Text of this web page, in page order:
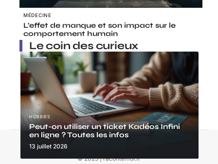
MÉDECINE
L’effet de manque et son impact sur le
comportement humain
Le coin des curieux
HOBBIES
Peut-on utiliser un ticket Kadéos Infini
en ligne ? Toutes les infos
13 juillet 2026
© 2025 | racontemoi.fr
Contact